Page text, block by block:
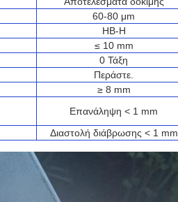
60-80 μm
HB-H
≤ 10 mm
0 Τάξη
Περάστε.
≥ 8 mm
Επανάληψη < 1 mm
Διαστολή διάβρωσης < 1 mm